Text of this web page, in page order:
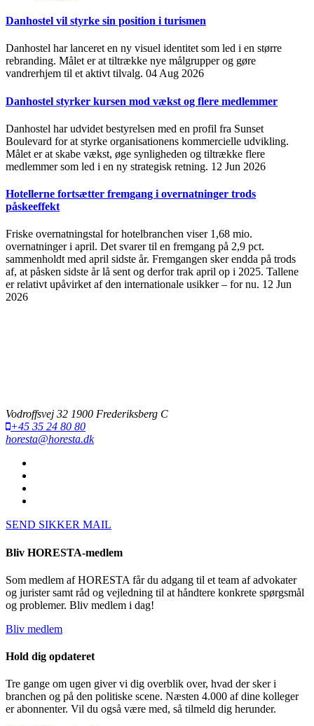
Danhostel vil styrke sin position i turismen
Danhostel har lanceret en ny visuel identitet som led i en større
rebranding. Målet er at tiltrække nye målgrupper og gøre
vandrerhjem til et aktivt tilvalg. 04 Aug 2026
Danhostel styrker kursen mod vækst og flere medlemmer
Danhostel har udvidet bestyrelsen med en profil fra Sunset
Boulevard for at styrke organisationens kommercielle udvikling.
Målet er at skabe vækst, øge synligheden og tiltrække flere
medlemmer som led i en ny strategisk retning. 12 Jun 2026
Hotellerne fortsætter fremgang i overnatninger trods
påskeeffekt
Friske overnatningstal for hotelbranchen viser 1,68 mio.
overnatninger i april. Det svarer til en fremgang på 2,9 pct.
sammenholdt med april sidste år. Fremgangen sker endda på trods
af, at påsken sidste år lå sent og derfor trak april op i 2025. Tallene
er relativt upåvirket af den internationale usikker – for nu. 12 Jun
2026
Vodroffsvej 32 1900 Frederiksberg C
+45 35 24 80 80
horesta@horesta.dk
SEND SIKKER MAIL
Bliv HORESTA-medlem
Som medlem af HORESTA får du adgang til et team af advokater
og jurister samt råd og vejledning til at håndtere konkrete spørgsmål
og problemer. Bliv medlem i dag!
Bliv medlem
Hold dig opdateret
Tre gange om ugen giver vi dig overblik over, hvad der sker i
branchen og på den politiske scene. Næsten 4.000 af dine kolleger
er abonnenter. Vil du også være med, så tilmeld dig herunder.